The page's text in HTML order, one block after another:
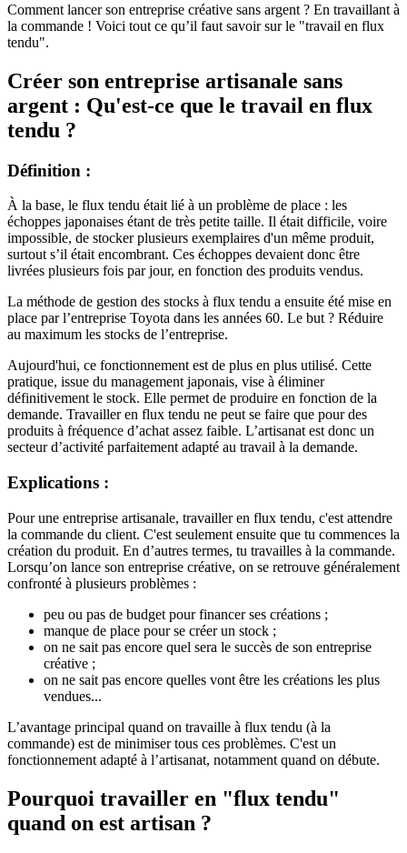
Comment lancer son entreprise créative sans argent ? En travaillant à
la commande ! Voici tout ce qu’il faut savoir sur le "travail en flux
tendu".​
Créer son entreprise artisanale sans
argent : Qu'est-ce que le travail en flux
tendu ?
Définition :
À la base, le flux tendu était lié à un problème de place : les
échoppes japonaises étant de très petite taille. Il était difficile, voire
impossible, de stocker plusieurs exemplaires d'un même produit,
surtout s’il était encombrant. Ces échoppes devaient donc être
livrées plusieurs fois par jour, en fonction des produits vendus.
La méthode de gestion des stocks à flux tendu a ensuite été mise en
place par l’entreprise Toyota dans les années 60. Le but ? Réduire
au maximum les stocks de l’entreprise.
Aujourd'hui, ce fonctionnement est de plus en plus utilisé. Cette
pratique, issue du management japonais, vise à éliminer
définitivement le stock. Elle permet de produire en fonction de la
demande. Travailler en flux tendu ne peut se faire que pour des
produits à fréquence d’achat assez faible. L’artisanat est donc un
secteur d’activité parfaitement adapté au travail à la demande.
Explications :
Pour une entreprise artisanale, travailler en flux tendu, c'est attendre
la commande du client. C'est seulement ensuite que tu commences la
création du produit. En d’autres termes, tu travailles à la commande.
Lorsqu’on lance son entreprise créative, on se retrouve généralement
confronté à plusieurs problèmes :
peu ou pas de budget pour financer ses créations ;
manque de place pour se créer un stock ;
on ne sait pas encore quel sera le succès de son entreprise
créative ;
on ne sait pas encore quelles vont être les créations les plus
vendues...
L’avantage principal quand on travaille à flux tendu (à la
commande) est de minimiser tous ces problèmes. C'est un
fonctionnement adapté à l’artisanat, notamment quand on débute.
Pourquoi travailler en "flux tendu"
quand on est artisan ?